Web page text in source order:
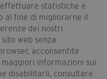
statistiche e
al fine di migliorarne il
dei nostri
web senza
acconsentite
informazioni sui
disabilitarli, consultare